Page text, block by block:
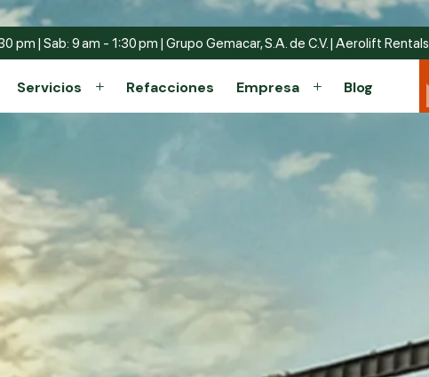
pm | Sab: 9 am - 1:30 pm | Grupo Gemacar, S.A. de C.V. | Aerolift Rentals
Servicios Refacciones Empresa Blog